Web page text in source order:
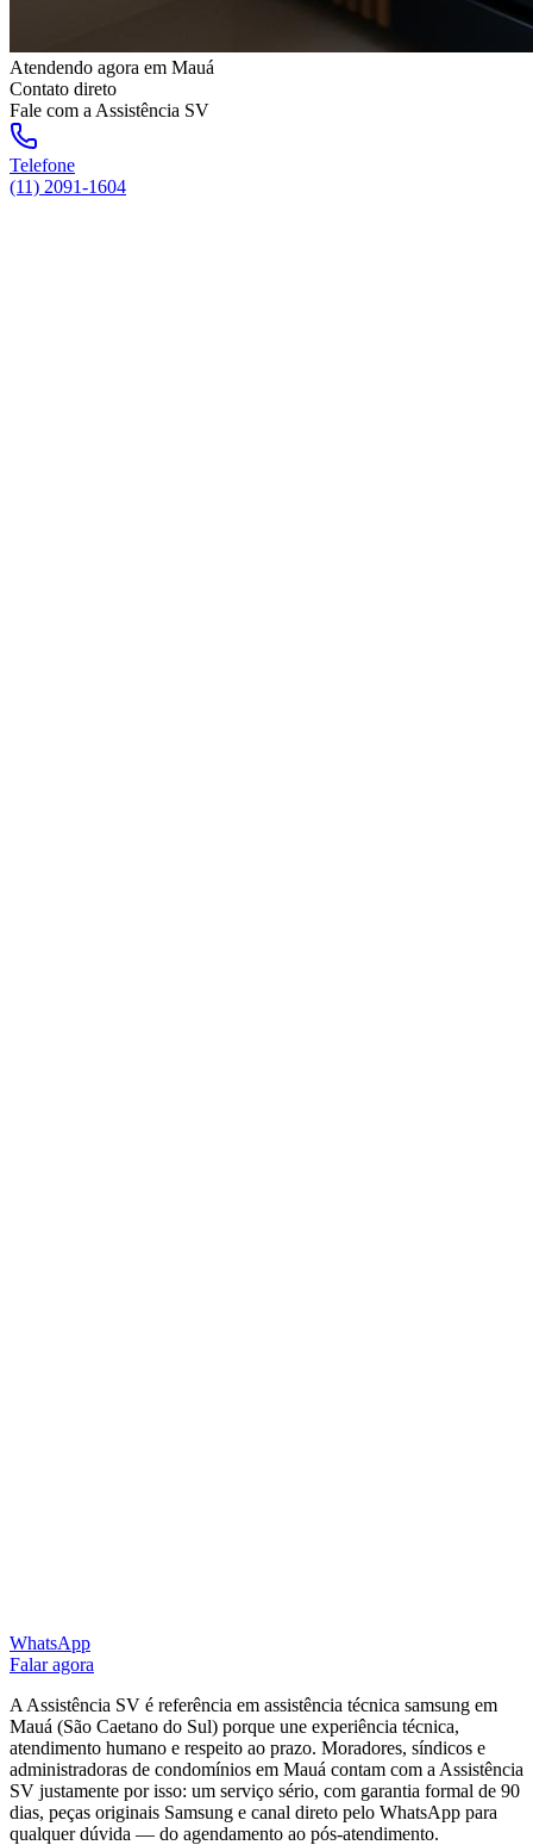
Atendendo agora em Mauá
Contato direto
Fale com a Assistência SV
Telefone
(11) 2091-1604
WhatsApp
Falar agora
A Assistência SV é referência em assistência técnica samsung em
Mauá (São Caetano do Sul) porque une experiência técnica,
atendimento humano e respeito ao prazo. Moradores, síndicos e
administradoras de condomínios em Mauá contam com a Assistência
SV justamente por isso: um serviço sério, com garantia formal de 90
dias, peças originais Samsung e canal direto pelo WhatsApp para
qualquer dúvida — do agendamento ao pós-atendimento.